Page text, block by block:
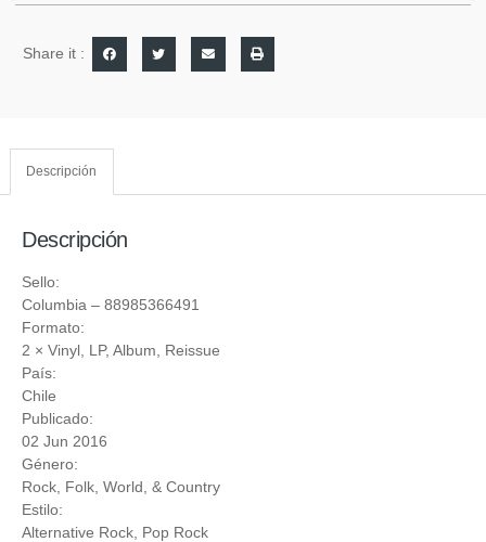
Share it :
Descripción
Descripción
Sello:
Columbia ‎– 88985366491
Formato:
2 × Vinyl , LP, Album, Reissue
País:
Chile
Publicado:
02 Jun 2016
Género:
Rock Folk, World, & Country
Estilo:
Alternative Rock Pop Rock